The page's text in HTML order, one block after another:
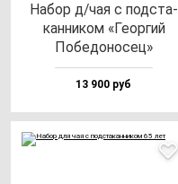
Набор д/чая с под­ста­
кан­ни­ком «Геор­гий
Побе­до­но­сец»
13 900 руб